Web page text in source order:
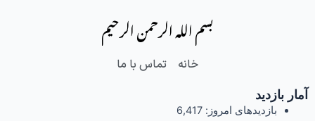
بسم الله الرحمن الرحیم
خانه تماس با ما
آمار بازدید
بازدیدهای امروز: 6,417